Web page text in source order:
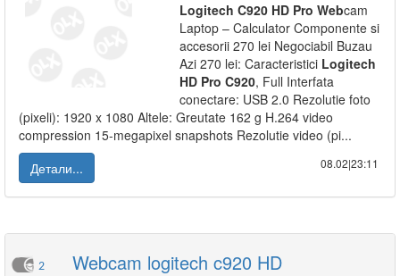
Logitech C920 HD Pro Webcam
Laptop – Calculator Componente si
accesorii 270 lei Negociabil Buzau
Azi 270 lei: Caracteristici Logitech
HD Pro C920, Full Interfata
conectare: USB 2.0 Rezolutie foto
(pixeli): 1920 x 1080 Altele: Greutate 162 g H.264 video
compression 15-megapixel snapshots Rezolutie video (pi...
Детали...
08.02|23:11
2 Webcam logitech c920 HD